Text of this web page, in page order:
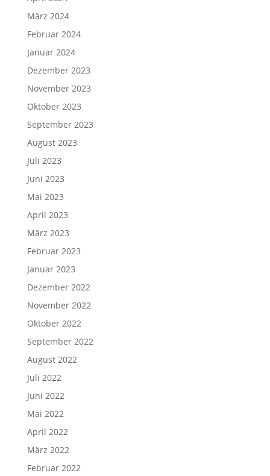
März 2024
Februar 2024
Januar 2024
Dezember 2023
November 2023
Oktober 2023
September 2023
August 2023
Juli 2023
Juni 2023
Mai 2023
April 2023
März 2023
Februar 2023
Januar 2023
Dezember 2022
November 2022
Oktober 2022
September 2022
August 2022
Juli 2022
Juni 2022
Mai 2022
April 2022
März 2022
Februar 2022